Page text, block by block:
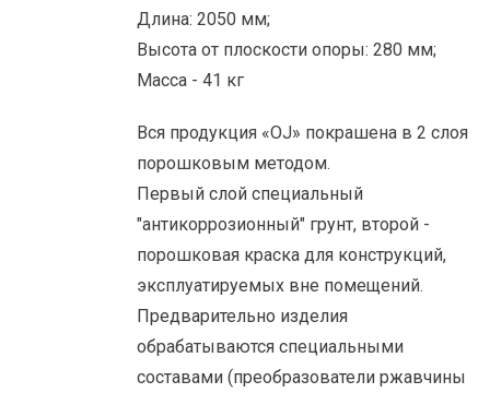
Длина: 2050 мм;
Высота от плоскости опоры: 280 мм;
Масса - 41 кг
Вся продукция «OJ» покрашена в 2 слоя
порошковым методом.
Первый слой специальный
"антикоррозионный" грунт, второй -
порошковая краска для конструкций,
эксплуатируемых вне помещений.
Предварительно изделия
обрабатываются специальными
составами (преобразователи ржавчины